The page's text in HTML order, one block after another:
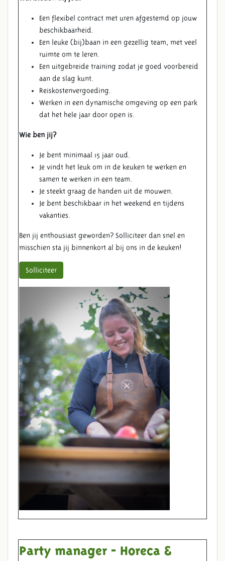
HORECA
Een flexibel contract met uren afgestemd op jouw
beschikbaarheid.
Een leuke (bij)baan in een gezellig team, met veel
ruimte om te leren.
Een uitgebreide training zodat je goed voorbereid
aan de slag kunt.
Reiskostenvergoeding.
Werken in een dynamische omgeving op een park
dat het hele jaar door open is.
Wie ben jij?
Je bent minimaal 15 jaar oud.
Je vindt het leuk om in de keuken te werken en
samen te werken in een team.
Je steekt graag de handen uit de mouwen.
Je bent beschikbaar in het weekend en tijdens
vakanties.
Ben jij enthousiast geworden? Solliciteer dan snel en
misschien sta jij binnenkort al bij ons in de keuken!
Solliciteer
Party manager - Horeca &